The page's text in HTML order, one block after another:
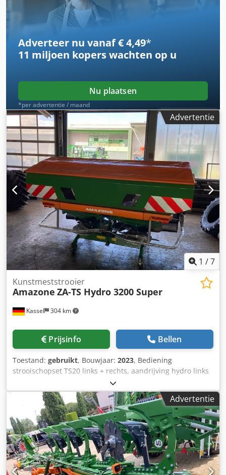
Adverteer nu vanaf € 4,49*
11 miljoen koperswachten op u
Nu plaatsen
*per advertentie / maand
Advertentie
1 /7
Kassel 304 km
Kunstmeststrooier
Amazone ZA-TS Hydro 3200 Super
Prijsinfo Bellen
Toestand: gebruikt, Bouwjaar: 2023, Bediening
strooischopset TS20 links + rechts, aandrijving hydro links
+ rechts met Auto TS / en FlowControl hoofdschijf links +
rechts met AutoTS, buisbeschermbeugel, rol- en
parkeerinrichting draaibaar, werkverlichting,
hellingssensor voor weegsysteem / 16 stuks EasyCheck-
Dksdpst A Tzwofx Agmor
Advertentie